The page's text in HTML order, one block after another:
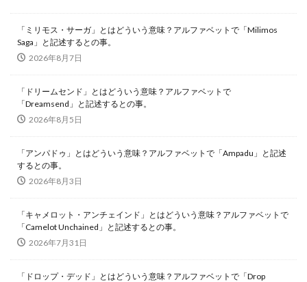
「ミリモス・サーガ」とはどういう意味？アルファベットで「Milimos
Saga」と記述するとの事。
2026年8月7日
「ドリームセンド」とはどういう意味？アルファベットで
「Dreamsend」と記述するとの事。
2026年8月5日
「アンパドゥ」とはどういう意味？アルファベットで「Ampadu」と記述
するとの事。
2026年8月3日
「キャメロット・アンチェインド」とはどういう意味？アルファベットで
「Camelot Unchained」と記述するとの事。
2026年7月31日
「ドロップ・デッド」とはどういう意味？アルファベットで「Drop